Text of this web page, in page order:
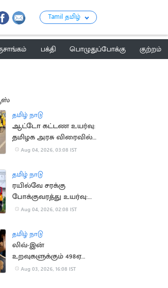
Tamil தமிழ்
பக்தி பொழுதுப்போக்கு
குற்றம்
தமிழ் நாடு
ஆட்டோ கட்டண உயர்வு:
தமிழக அரசு விரைவில்
அறிவிப்பு?
Aug 04, 2026, 03:08 IST
தமிழ் நாடு
ரயில்வே சரக்கு
போக்குவரத்து உயர்வு:
ரூ.1,137 கோடி கூடுதல்
Aug 04, 2026, 02:08 IST
தமிழ் நாடு
லிவ்-இன்
உறவுகளுக்கும் 498ஏ
பிரிவு பாதுகாப்பு:
Aug 03, 2026, 16:08 IST